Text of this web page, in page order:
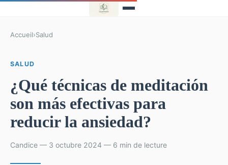
Accueil›Salud
SALUD
¿Qué técnicas de meditación
son más efectivas para
reducir la ansiedad?
Candice — 3 octubre 2024 — 6 min de lecture